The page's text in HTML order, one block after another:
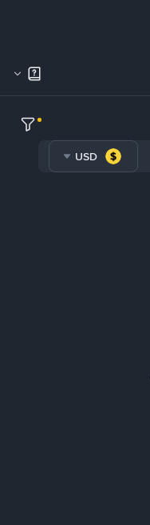
USD